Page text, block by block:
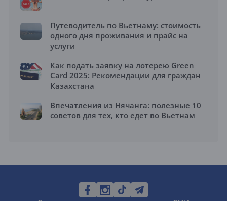
Путеводитель по Вьетнаму: стоимость
одного дня проживания и прайс на
услуги
Как подать заявку на лотерею Green
Card 2025: Рекомендации для граждан
Казахстана
Впечатления из Нячанга: полезные 10
советов для тех, кто едет во Вьетнам